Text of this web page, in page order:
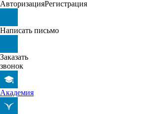
АвторизацияРегистрация
Написать письмо
Заказать
звонок
Академия